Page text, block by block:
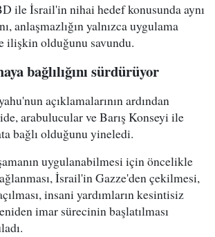
ile İsrail'in nihai hedef konusunda aynı
anlaşmazlığın yalnızca uygulama
ilişkin olduğunu savundu.
bağlılığını sürdürüyor
açıklamalarının ardından
arabulucular ve Barış Konseyi ile
bağlı olduğunu yineledi.
uygulanabilmesi için öncelikle
İsrail'in Gazze'den çekilmesi,
insani yardımların kesintisiz
imar sürecinin başlatılması